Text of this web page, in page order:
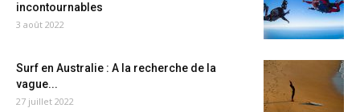
incontournables
3 août 2022
Surf en Australie : A la recherche de la
vague...
27 juillet 2022